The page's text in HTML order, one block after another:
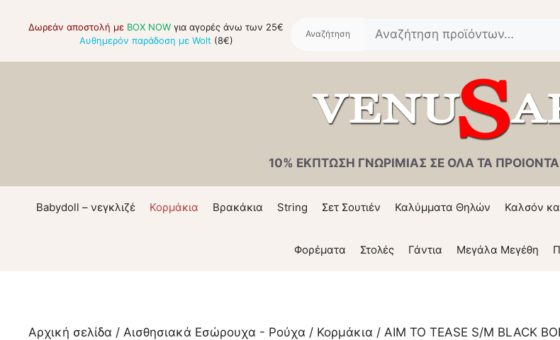
Δωρεάν αποστολή με BOX NOW για αγορές άνω των 25€
Αυθημερόν παράδοση με Wolt(8€)
10% ΕΚΠΤΩΣΗ ΓΝΩΡΙΜΙΑΣ ΣΕ ΟΛΑ ΤΑ
Babydoll – νεγκλιζέ Κορμάκια Βρακάκια String Σετ Σουτιέν Καλύμματα Θηλών Καλσόν
Φορέματα Στολές Γάντια Μεγάλα Μεγέθη
Αρχική σελίδα / Αισθησιακά Εσώρουχα - Ρούχα / Κορμάκια / AIM TO TEASE S/M BLACK